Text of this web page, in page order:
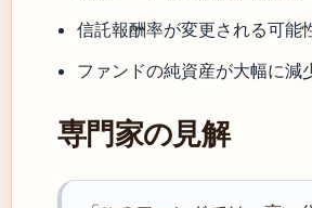
信託報酬率が変更される可能
ファンドの純資産が大幅に減
専門家の見解